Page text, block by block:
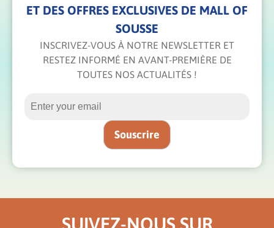
ET DES OFFRES EXCLUSIVES DE MALL OF
SOUSSE
INSCRIVEZ-VOUS À NOTRE NEWSLETTER ET
RESTEZ INFORMÉ EN AVANT-PREMIÈRE DE
TOUTES NOS ACTUALITÉS !
SUIVEZ-NOUS SUR